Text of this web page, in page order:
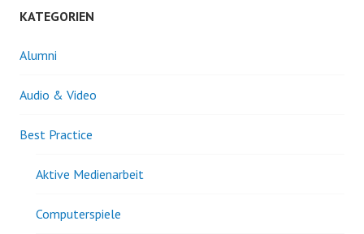
KATEGORIEN
Alumni
Audio & Video
Best Practice
Aktive Medienarbeit
Computerspiele